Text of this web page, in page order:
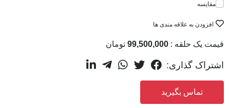
مقایسه
افزودن به علاقه مندی ها
قیمت یک حلقه : 99,500,000 تومان
اشتراک گذاری:
تماس بگیرید